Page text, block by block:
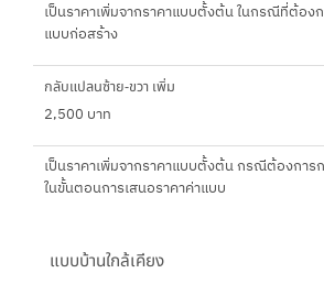
เป็นราคาเพิ่มจากราคาแบบตั้งต้น ในกรณีที่ต้อง
แบบก่อสร้าง
กลับแปลนซ้าย-ขวา เพิ่ม
2,500 บาท
เป็นราคาเพิ่มจากราคาแบบตั้งต้น กรณีต้องการ
ในขั้นตอนการเสนอราคาค่าแบบ
แบบบ้านใกล้เคียง